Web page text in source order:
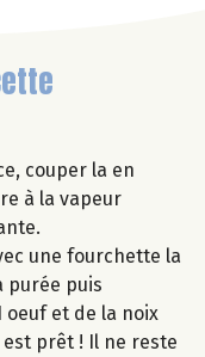
couper la en
à la vapeur
une fourchette la
purée puis
oeuf et de la noix
est prêt ! Il ne reste